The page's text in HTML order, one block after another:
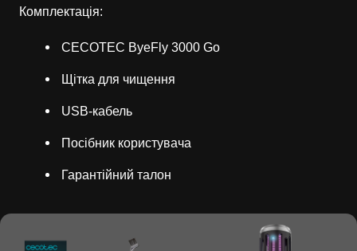
Комплектація:
CECOTEC ByeFly 3000 Go
Щітка для чищення
USB-кабель
Посібник користувача
Гарантійний талон